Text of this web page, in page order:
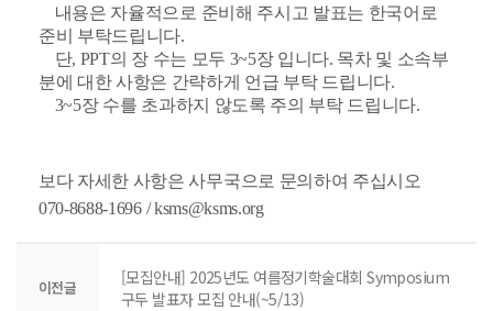
내용은 자율적으로 준비해 주시고 발표는 한국어로
준비 부탁드립니다.
단, PPT의 장 수는 모두 3~5장 입니다. 목차 및 소속부
분에 대한 사항은 간략하게 언급 부탁 드립니다.
3~5장 수를 초과하지 않도록 주의 부탁 드립니다.
보다 자세한 사항은 사무국으로 문의하여 주십시오
070-8688-1696 / ksms@ksms.org
이전글
[모집안내] 2025년도 여름정기학술대회 Symposium
구두 발표자 모집 안내(~5/13)